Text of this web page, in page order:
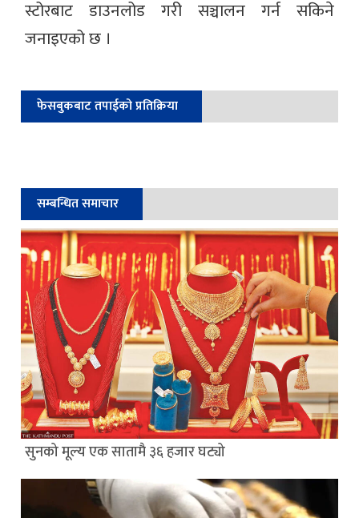
स्टोरबाट डाउनलोड गरी सञ्चालन गर्न सकिने
जनाइएको छ ।
फेसबुकबाट तपाईको प्रतिक्रिया
सम्बन्धित समाचार
सुनको मूल्य एक सातामै ३६ हजार घट्यो